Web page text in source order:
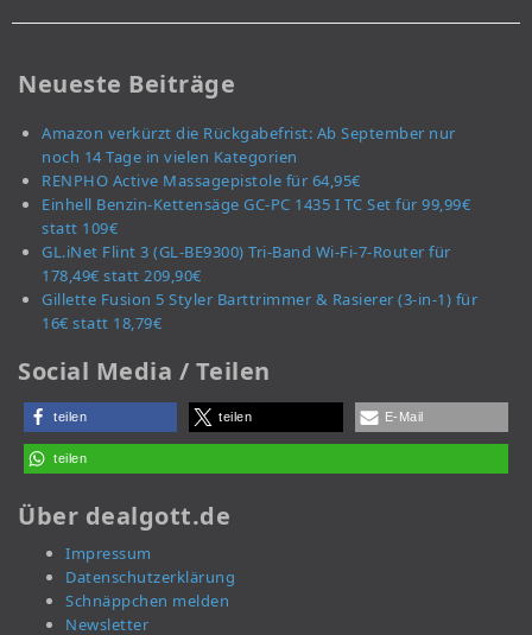
Neueste Beiträge
Amazon verkürzt die Rückgabefrist: Ab September nur
noch 14 Tage in vielen Kategorien
RENPHO Active Massagepistole für 64,95€
Einhell Benzin-Kettensäge GC-PC 1435 I TC Set für 99,99€
statt 109€
GL.iNet Flint 3 (GL-BE9300) Tri-Band Wi-Fi-7-Router für
178,49€ statt 209,90€
Gillette Fusion 5 Styler Barttrimmer & Rasierer (3-in-1) für
16€ statt 18,79€
Social Media / Teilen
teilen teilen E-Mail
teilen
Über dealgott.de
Impressum
Datenschutzerklärung
Schnäppchen melden
Newsletter